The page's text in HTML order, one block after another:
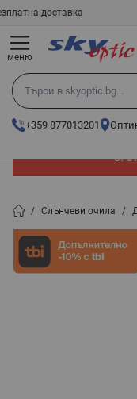
Прескачане към
Търси в skyoptic.bg...
+359 877013201
меню
от
/ Слънчеви очила /